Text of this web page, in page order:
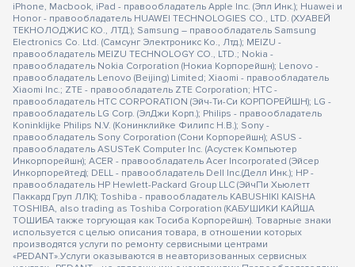
iPhone, Macbook, iPad - правообладатель Apple Inc. (Эпл Инк.); Huawei и
Honor - правообладатель HUAWEI TECHNOLOGIES CO., LTD. (ХУАВЕЙ
ТЕКНОЛОДЖИС КО., ЛТД.); Samsung – правообладатель Samsung
Electronics Co. Ltd. (Самсунг Электроникс Ко., Лтд.); MEIZU -
правообладатель MEIZU TECHNOLOGY CO., LTD.; Nokia -
правообладатель Nokia Corporation (Нокиа Корпорейшн); Lenovo -
правообладатель Lenovo (Beijing) Limited; Xiaomi - правообладатель
Xiaomi Inc.; ZTE - правообладатель ZTE Corporation; HTC -
правообладатель HTC CORPORATION (Эйч-Ти-Си КОРПОРЕЙШН); LG -
правообладатель LG Corp. (ЭлДжи Корп.); Philips - правообладатель
Koninklijke Philips N.V. (Конинклийке Филипс Н.В.); Sony -
правообладатель Sony Corporation (Сони Корпорейшн); ASUS -
правообладатель ASUSTeK Computer Inc. (Асустек Компьютер
Инкорпорейшн); ACER - правообладатель Acer Incorporated (Эйсер
Инкорпорейтед); DELL - правообладатель Dell Inc.(Делл Инк.); HP -
правообладатель HP Hewlett-Packard Group LLC (ЭйчПи Хьюлетт
Паккард Груп ЛЛК); Toshiba - правообладатель KABUSHIKI KAISHA
TOSHIBA, also trading as Toshiba Corporation (КАБУШИКИ КАЙША
ТОШИБА также торгующая как Тосиба Корпорейшн). Товарные знаки
используется с целью описания товара, в отношении которых
производятся услуги по ремонту сервисными центрами
«PEDANT».Услуги оказываются в неавторизованных сервисных